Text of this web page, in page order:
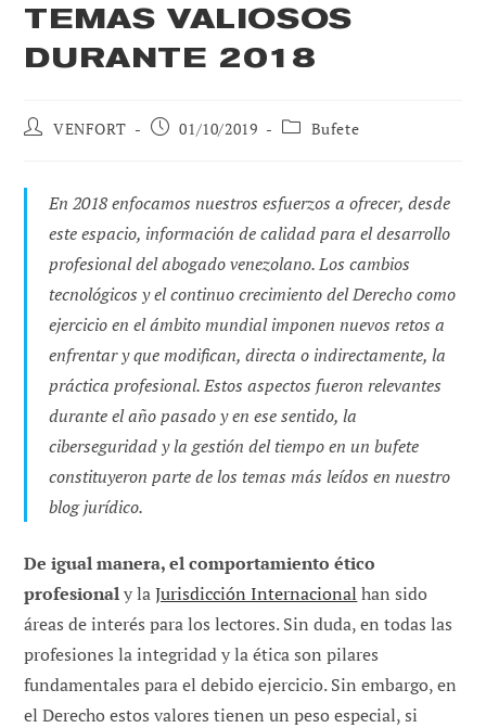
TEMAS VALIOSOS
DURANTE 2018
Autor
entrada:
VENFORT
Publicación
01/10/2019
Categoría
Bufete
En 2018 enfocamos nuestros esfuerzos a ofrecer, desde
este espacio, información de calidad para el desarrollo
profesional del abogado venezolano. Los cambios
tecnológicos y el continuo crecimiento del Derecho como
ejercicio en el ámbito mundial imponen nuevos retos a
enfrentar y que modifican, directa o indirectamente, la
práctica profesional. Estos aspectos fueron relevantes
durante el año pasado y en ese sentido, la
ciberseguridad y la gestión del tiempo en un bufete
constituyeron parte de los temas más leídos en nuestro
blog jurídico.
De igual manera, el comportamiento ético
profesionaly laJurisdicción Internacional han sido
áreas de interés para los lectores. Sin duda, en todas las
profesiones la integridad y la ética son pilares
fundamentales para el debido ejercicio. Sin embargo, en
el Derecho estos valores tienen un peso especial, si